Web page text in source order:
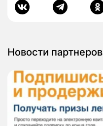
Новости партнеров